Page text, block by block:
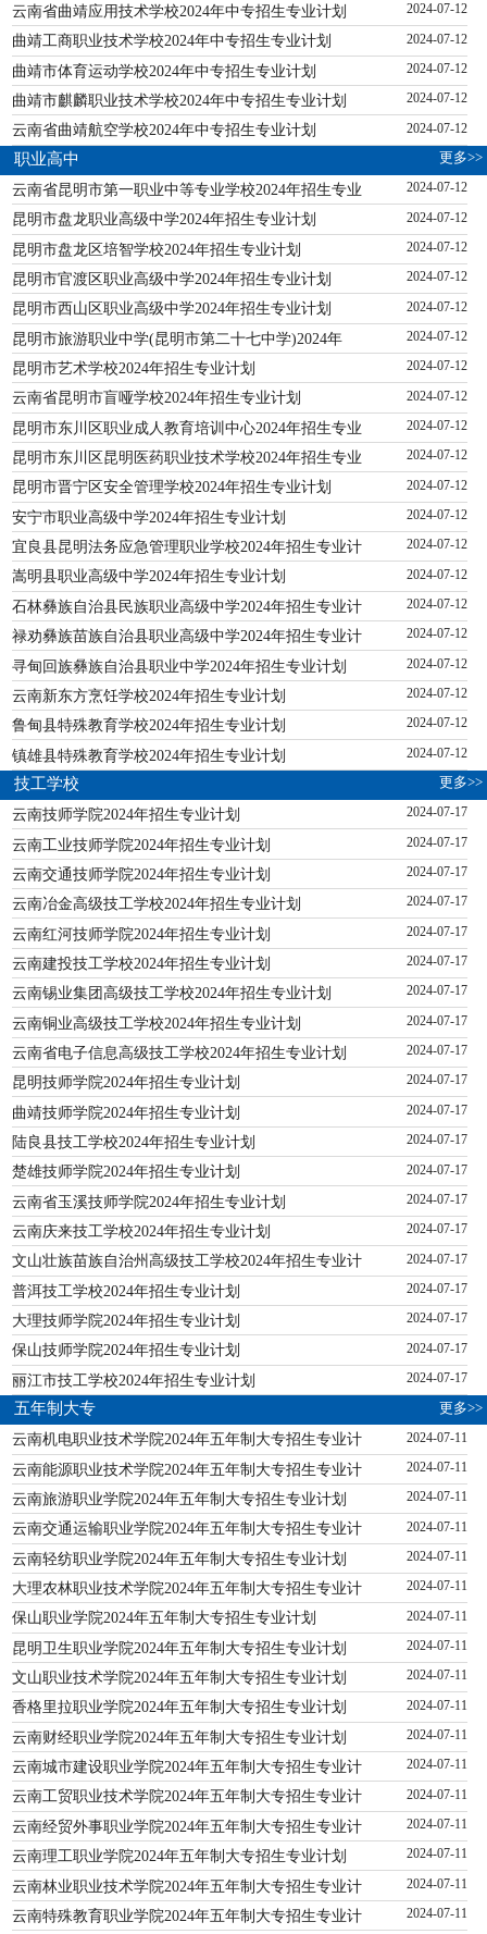
云南省曲靖应用技术学校2024年中专招生专业计划 2024-07-12
曲靖工商职业技术学校2024年中专招生专业计划 2024-07-12
曲靖市体育运动学校2024年中专招生专业计划 2024-07-12
曲靖市麒麟职业技术学校2024年中专招生专业计划 2024-07-12
云南省曲靖航空学校2024年中专招生专业计划 2024-07-12
职业高中 更多>>
云南省昆明市第一职业中等专业学校2024年招生专业 2024-07-12
昆明市盘龙职业高级中学2024年招生专业计划 2024-07-12
昆明市盘龙区培智学校2024年招生专业计划 2024-07-12
昆明市官渡区职业高级中学2024年招生专业计划 2024-07-12
昆明市西山区职业高级中学2024年招生专业计划 2024-07-12
昆明市旅游职业中学(昆明市第二十七中学)2024年 2024-07-12
昆明市艺术学校2024年招生专业计划 2024-07-12
云南省昆明市盲哑学校2024年招生专业计划 2024-07-12
昆明市东川区职业成人教育培训中心2024年招生专业 2024-07-12
昆明市东川区昆明医药职业技术学校2024年招生专业 2024-07-12
昆明市晋宁区安全管理学校2024年招生专业计划 2024-07-12
安宁市职业高级中学2024年招生专业计划 2024-07-12
宜良县昆明法务应急管理职业学校2024年招生专业计 2024-07-12
嵩明县职业高级中学2024年招生专业计划 2024-07-12
石林彝族自治县民族职业高级中学2024年招生专业计 2024-07-12
禄劝彝族苗族自治县职业高级中学2024年招生专业计 2024-07-12
寻甸回族彝族自治县职业中学2024年招生专业计划 2024-07-12
云南新东方烹饪学校2024年招生专业计划 2024-07-12
鲁甸县特殊教育学校2024年招生专业计划 2024-07-12
镇雄县特殊教育学校2024年招生专业计划 2024-07-12
技工学校 更多>>
云南技师学院2024年招生专业计划 2024-07-17
云南工业技师学院2024年招生专业计划 2024-07-17
云南交通技师学院2024年招生专业计划 2024-07-17
云南冶金高级技工学校2024年招生专业计划 2024-07-17
云南红河技师学院2024年招生专业计划 2024-07-17
云南建投技工学校2024年招生专业计划 2024-07-17
云南锡业集团高级技工学校2024年招生专业计划 2024-07-17
云南铜业高级技工学校2024年招生专业计划 2024-07-17
云南省电子信息高级技工学校2024年招生专业计划 2024-07-17
昆明技师学院2024年招生专业计划 2024-07-17
曲靖技师学院2024年招生专业计划 2024-07-17
陆良县技工学校2024年招生专业计划 2024-07-17
楚雄技师学院2024年招生专业计划 2024-07-17
云南省玉溪技师学院2024年招生专业计划 2024-07-17
云南庆来技工学校2024年招生专业计划 2024-07-17
文山壮族苗族自治州高级技工学校2024年招生专业计 2024-07-17
普洱技工学校2024年招生专业计划 2024-07-17
大理技师学院2024年招生专业计划 2024-07-17
保山技师学院2024年招生专业计划 2024-07-17
丽江市技工学校2024年招生专业计划 2024-07-17
五年制大专 更多>>
云南机电职业技术学院2024年五年制大专招生专业计 2024-07-11
云南能源职业技术学院2024年五年制大专招生专业计 2024-07-11
云南旅游职业学院2024年五年制大专招生专业计划 2024-07-11
云南交通运输职业学院2024年五年制大专招生专业计 2024-07-11
云南轻纺职业学院2024年五年制大专招生专业计划 2024-07-11
大理农林职业技术学院2024年五年制大专招生专业计 2024-07-11
保山职业学院2024年五年制大专招生专业计划 2024-07-11
昆明卫生职业学院2024年五年制大专招生专业计划 2024-07-11
文山职业技术学院2024年五年制大专招生专业计划 2024-07-11
香格里拉职业学院2024年五年制大专招生专业计划 2024-07-11
云南财经职业学院2024年五年制大专招生专业计划 2024-07-11
云南城市建设职业学院2024年五年制大专招生专业计 2024-07-11
云南工贸职业技术学院2024年五年制大专招生专业计 2024-07-11
云南经贸外事职业学院2024年五年制大专招生专业计 2024-07-11
云南理工职业学院2024年五年制大专招生专业计划 2024-07-11
云南林业职业技术学院2024年五年制大专招生专业计 2024-07-11
云南特殊教育职业学院2024年五年制大专招生专业计 2024-07-11